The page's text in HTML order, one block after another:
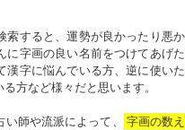
索すると、運勢が良かったり悪か
に字画の良い名前をつけてあげた
漢字に悩んでいる方、逆に使いた
方など様々だと思います。
師や流派によって、
字画の数え